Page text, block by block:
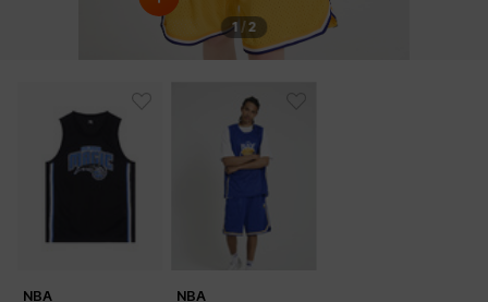
YELLOW
OUTFIT VIEW
1 / 2
NBA
NBA